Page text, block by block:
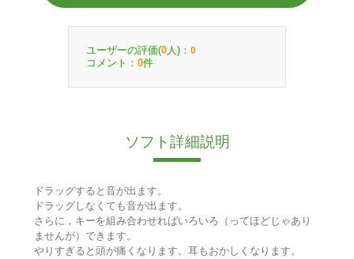
ユーザーの評価(0 人)： 0
コメント： 0件
ソフト詳細説明
ドラッグすると音が出ます。
ドラッグしなくても音が出ます。
さらに，キーを組み合わせればいろいろ（ってほどじゃあり
ませんが）できます。
やりすぎると頭が痛くなります。耳もおかしくなります。